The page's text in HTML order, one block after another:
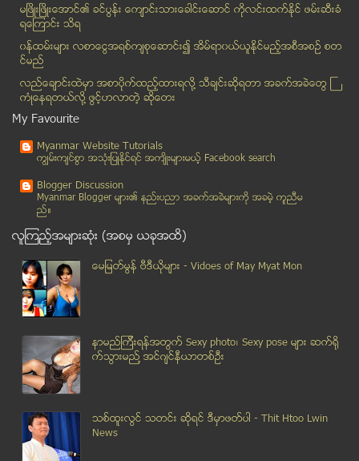
ခ်ပ္ခ်ပ္ရပ္ရပ္ႏွင့္ လွပခ်င္ ပါသလား
Breaking News
ပုဒ္မ(၁၈)ကို ပယ္ဖ်က္မည္
ျမစ္ဆံုစီမံကိန္း ဆက္လုပ္/မလုပ္ ေဒၚေအာင္ဆန္းစုၾကည္ေ...
စိတ္ကူးထဲက ေရႊေရာင္အိပ္မက္မ်ား
ကမၻာေက်ာ္သြားတဲ့ ဓာတ္ပံုတစ္ပံုရဲ ႔ ေနာက္ကြယ္ဇာတ္လမ္း
ေျမာက္ဦးရွိ NGO မ်ားႏွင့္ INGO မ်ား ရက္ပိုင္းအတြင...
နယ္စပ္ေဒသတစ္ေလွ်ာက္ HIV/AIDS စီမံခ်က္မ်ား ေဆာင္ရြက...
ကၽြန္းစုၿမိဳ႕ၿမိဳ႕နယ္ ေမာင္းေလွာ္ရြာ ေျမမႈ ျဖစ္ရပ္...
ရန္ကုန္ျမိဳ႕မွာေတြ႔ရမယ့္ လာရီဒုိင္းမြန္းရဲ႕ေဟာေျပာ...
ေမာင္ေတာ-ဘူးသီးေတာင္ ကားလမ္းေပၚရွိ ေတာင္ေခါင္းၾကီး...
ျမန္မာျပည္ေျမာက္ပုိင္း သွ်မ္းနီလူငယ္တစ္ဦး၏ သေဘာထား...
၉၆၉ ရဟန္းေတာ္မ်ား ေမာင္ေတာသုိ႕ ေရာက္ရွိ
၂၀၁၄ မွာ အစုိးရအဖြဲ႔ အေျပာင္းအလဲ အႀကီးအက်ယ္ျဖစ္ႏို...
ဂ်ပန္ျပည္သူမ်ား မႏွစ္ၿမိဳ႕သည့္ အိုကီနာဝါကြ်န္း ေလတ...
ရခိုင္မွ ေလဆိပ္ ၄ ခု ပုဂၢလိက ေပးမည္
ထုိင္းမွ အစုိးရဆန္႔က်င္ပြဲတြင္ ေသဆံုးမွရွိလာ
မၿဖိဳးၿဖိဳးေအာင္၏ ခင္ပြန္း ေက်ာင္းသားေခါင္းေဆာင္ ကိုလင္းထက္ႏိုင္ ဖမ္းဆီးခံ
ရေၾကာင္း သိရ
၀န္ထမ္းမ်ား လစာေငြအရစ္က်စုေဆာင္း၍ အိမ္ရာ၀ယ္ယူႏုိင္မည့္အစီအစဥ္ စတ
င္မည္
လည္ေခ်ာင္းထဲမွာ အစာပိုက္ထည့္ထားရလုိ႔ သီခ်င္းဆုိရတာ အခက္အခဲေတြ ႀ
ကံဳေနရတယ္လို႔ ဖြင့္ဟလာတဲ့ ဆုိေတး
My Favourite
Myanmar Website Tutorials
ကၽြမ္းက်င္စြာ အသုံးျပဳႏုိင္ရင္ အက်ိဳးမ်ားမယ့္ Facebook search
Blogger Discussion
Myanmar Blogger မ်ား၏ နည္းပညာ အခက္အခဲမ်ားကုိ အခမဲ့ ကူညီမ
ည္။
လူၾကည့္အမ်ားဆုံး (အစမွ ယခုအထိ)
ေမျမတ္မြန္ ဗီဒီယုိမ်ား - Vidoes of May Myat Mon
နာမည္ၾကီးရန္အတြက္ Sexy photo၊ Sexy pose မ်ား ဆက္ရို
က္သြားမည္႔ အင္ဂ်င္နီယာတစ္ဦး
သစ္ထူးလြင္ သတင္း ဆုိရင္ ဒီမွာဖတ္ပါ - Thit Htoo Lwin
News